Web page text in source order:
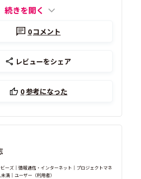
続きを開く
0コメント
レビューをシェア
0参考になった
ーズ｜情報通信・インターネット｜プロジェクトマネ
満｜ユーザー（利用者）